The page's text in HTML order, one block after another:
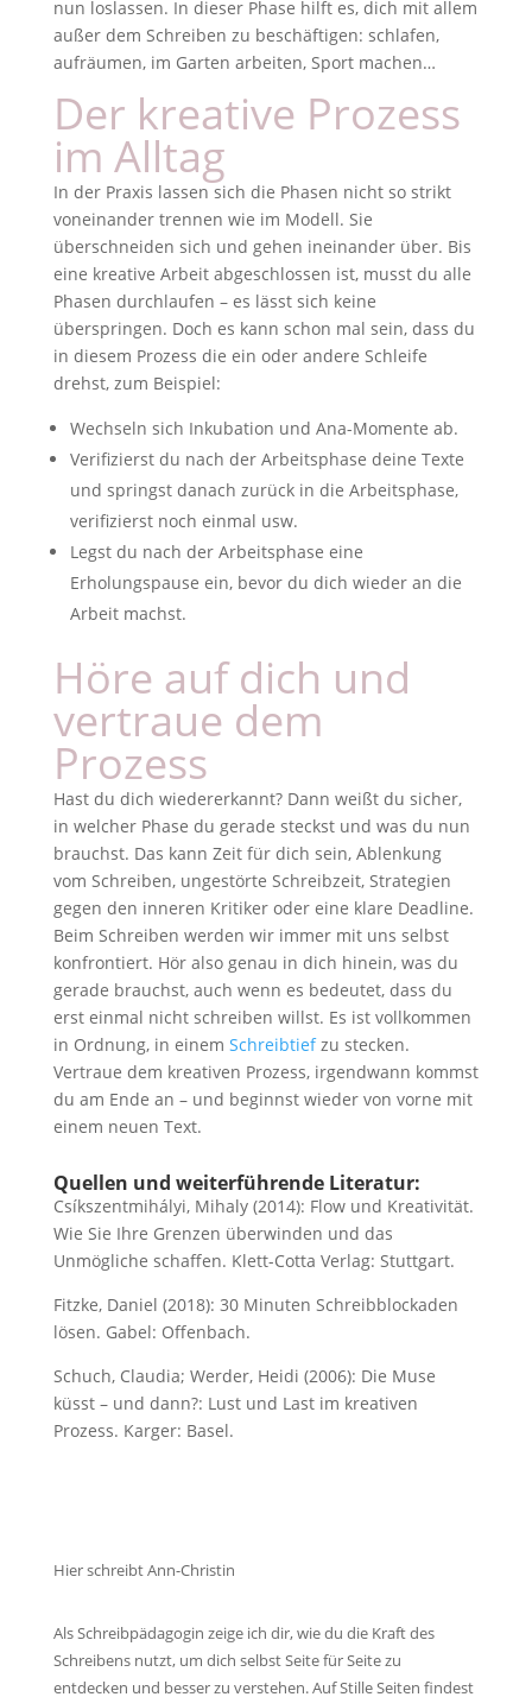
nun loslassen. In dieser Phase hilft es, dich mit allem
außer dem Schreiben zu beschäftigen: schlafen,
aufräumen, im Garten arbeiten, Sport machen…
Der kreative Prozess
im Alltag
In der Praxis lassen sich die Phasen nicht so strikt
voneinander trennen wie im Modell. Sie
überschneiden sich und gehen ineinander über. Bis
eine kreative Arbeit abgeschlossen ist, musst du alle
Phasen durchlaufen – es lässt sich keine
überspringen. Doch es kann schon mal sein, dass du
in diesem Prozess die ein oder andere Schleife
drehst, zum Beispiel:
Wechseln sich Inkubation und Ana-Momente ab.
Verifizierst du nach der Arbeitsphase deine Texte
und springst danach zurück in die Arbeitsphase,
verifizierst noch einmal usw.
Legst du nach der Arbeitsphase eine
Erholungspause ein, bevor du dich wieder an die
Arbeit machst.
Höre auf dich und
vertraue dem
Prozess
Hast du dich wiedererkannt? Dann weißt du sicher,
in welcher Phase du gerade steckst und was du nun
brauchst. Das kann Zeit für dich sein, Ablenkung
vom Schreiben, ungestörte Schreibzeit, Strategien
gegen den inneren Kritiker oder eine klare Deadline.
Beim Schreiben werden wir immer mit uns selbst
konfrontiert. Hör also genau in dich hinein, was du
gerade brauchst, auch wenn es bedeutet, dass du
erst einmal nicht schreiben willst. Es ist vollkommen
in Ordnung, in einem Schreibtiefzu stecken.
Vertraue dem kreativen Prozess, irgendwann kommst
du am Ende an – und beginnst wieder von vorne mit
einem neuen Text.
Quellen und weiterführende Literatur:
Csíkszentmihályi, Mihaly (2014): Flow und Kreativität.
Wie Sie Ihre Grenzen überwinden und das
Unmögliche schaffen. Klett-Cotta Verlag: Stuttgart.
Fitzke, Daniel (2018): 30 Minuten Schreibblockaden
lösen. Gabel: Offenbach.
Schuch, Claudia; Werder, Heidi (2006): Die Muse
küsst – und dann?: Lust und Last im kreativen
Prozess. Karger: Basel.
Hier schreibt Ann-Christin
Als Schreibpädagogin zeige ich dir, wie du die Kraft des
Schreibens nutzt, um dich selbst Seite für Seite zu
entdecken und besser zu verstehen. Auf Stille Seiten findest